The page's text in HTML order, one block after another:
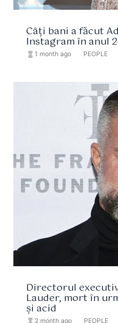
Câți bani a făcut
Instagram în anul
hourglass_full 1 month ago PEOPLE
Directorul
Lauder, mort în
și acid
hourglass_full 2 month ago PEOPLE